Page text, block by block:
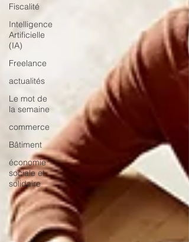
Fiscalité
Intelligence
Artificielle
(IA)
Freelance
actualités
Le mot de
la semaine
commerce
Bâtiment
économie
sociale et
solidaire